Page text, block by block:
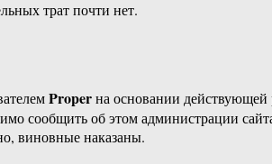
трат почти нет.
Properна основании действующей
сообщить об этом администрации
виновные наказаны.